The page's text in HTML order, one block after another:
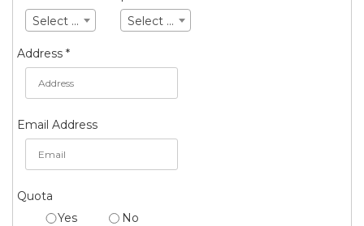
Select ...
Select ...
Address *
Email Address
Quota
Yes
No